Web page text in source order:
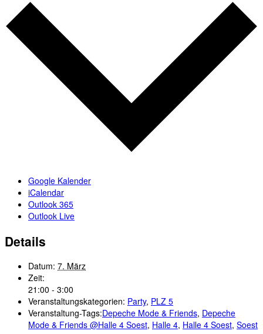
Google Kalender
iCalendar
Outlook 365
Outlook Live
Details
Datum: 7. März
Zeit:
21:00 - 3:00
Veranstaltungskategorien: Party, PLZ 5
Veranstaltung-Tags:Depeche Mode & Friends, Depeche
Mode & Friends @Halle 4 Soest, Halle 4, Halle 4 Soest, Soest